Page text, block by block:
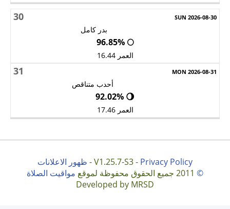
30
بدر كامل
🌕 96.85%
العمر 16.44
31
أحدب متناقص
🌖 92.02%
العمر 17.46
V1.25.7-S3 - Privacy Policy
- ظهور الاعلانات
©
مواقيت الصلاة
Developed by MRSD